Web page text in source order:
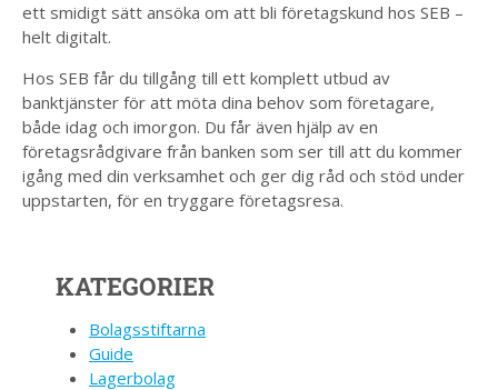
ett smidigt sätt ansöka om att bli företagskund hos SEB –
helt digitalt.
Hos SEB får du tillgång till ett komplett utbud av
banktjänster för att möta dina behov som företagare,
både idag och imorgon. Du får även hjälp av en
företagsrådgivare från banken som ser till att du kommer
igång med din verksamhet och ger dig råd och stöd under
uppstarten, för en tryggare företagsresa.
KATEGORIER
Bolagsstiftarna
Guide
Lagerbolag